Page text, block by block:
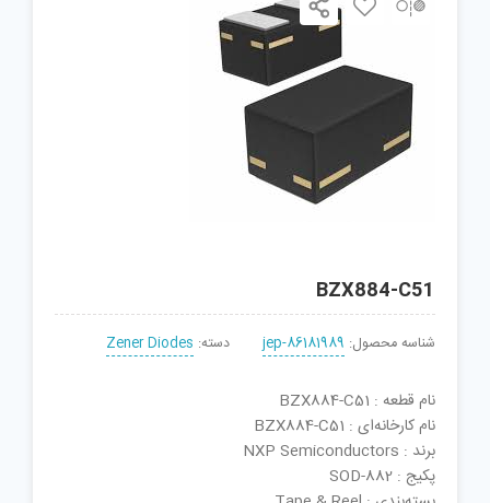
BZX884-C51
شناسه محصول: jep-86181989 دسته: Zener Diodes
نام قطعه : BZX884-C51
نام کارخانه‌ای : BZX884-C51
برند : NXP Semiconductors
پکیج : SOD-882